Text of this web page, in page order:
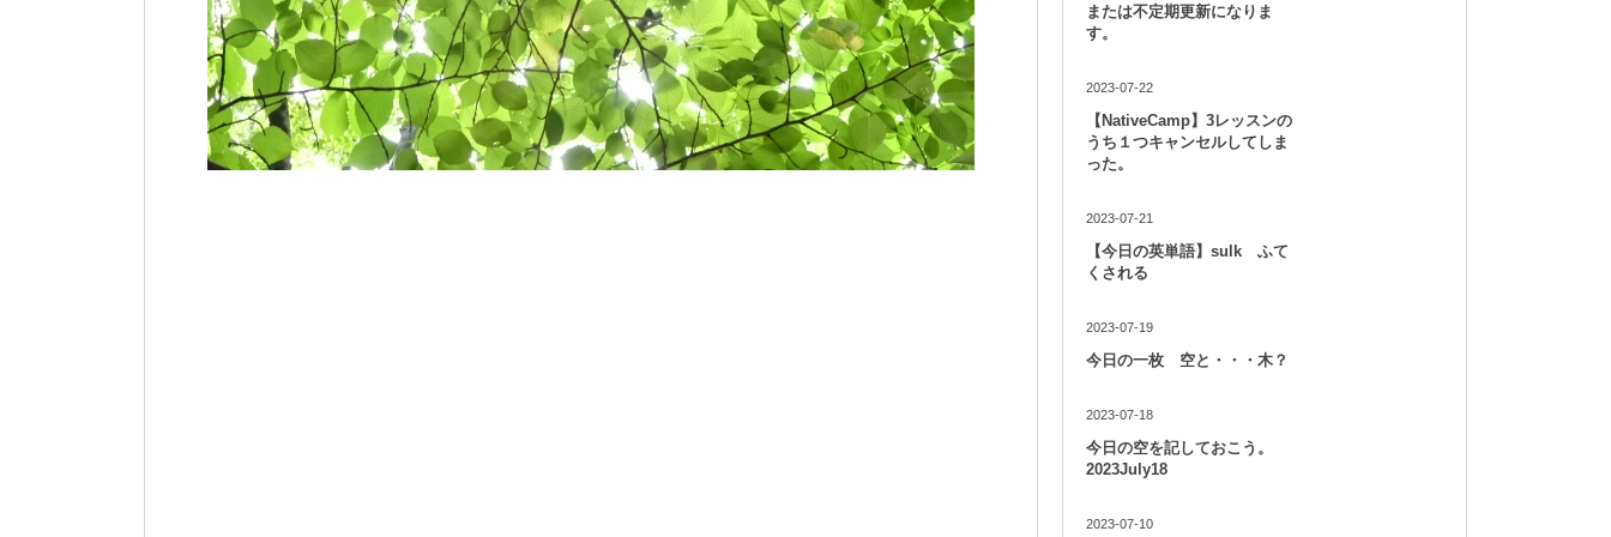
または不定期更新になりま
す。
2023-07-22
【NativeCamp】3レッスンの
うち１つキャンセルしてしま
った。
2023-07-21
【今日の英単語】sulk ふて
くされる
2023-07-19
今日の一枚 空と・・・木？
2023-07-18
今日の空を記しておこう。
2023July18
2023-07-10